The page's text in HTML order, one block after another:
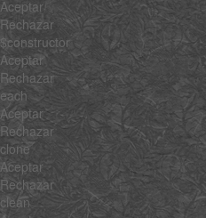
Aceptar
Rechazar
$constructor
Aceptar
Rechazar
each
Aceptar
Rechazar
clone
Aceptar
Rechazar
clean